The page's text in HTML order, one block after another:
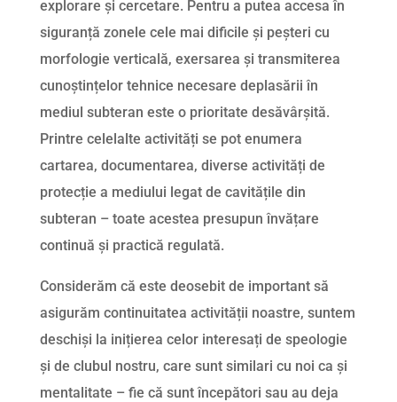
explorare și cercetare. Pentru a putea accesa în
siguranță zonele cele mai dificile și peșteri cu
morfologie verticală, exersarea și transmiterea
cunoștințelor tehnice necesare deplasării în
mediul subteran este o prioritate desăvârșită.
Printre celelalte activități se pot enumera
cartarea, documentarea, diverse activități de
protecție a mediului legat de cavitățile din
subteran – toate acestea presupun învățare
continuă și practică regulată.
Considerăm că este deosebit de important să
asigurăm continuitatea activității noastre, suntem
deschiși la inițierea celor interesați de speologie
și de clubul nostru, care sunt similari cu noi ca și
mentalitate – fie că sunt începători sau au deja